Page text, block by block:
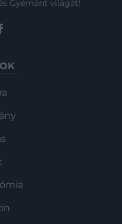
Gyémánt világát!